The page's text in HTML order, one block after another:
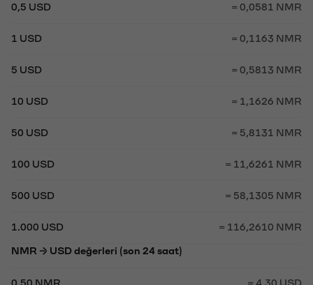
0,5 USD = 0,0581 NMR
1 USD = 0,1163 NMR
5 USD = 0,5813 NMR
10 USD = 1,1626 NMR
50 USD = 5,8131 NMR
100 USD = 11,6261 NMR
500 USD = 58,1305 NMR
1.000 USD = 116,2610 NMR
NMR → USD değerleri (son 24 saat)